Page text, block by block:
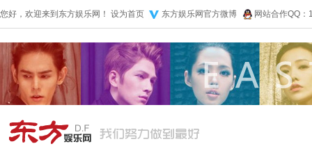
您好，欢迎来到东方娱乐网！ 设为首页 东方娱乐网官方微博 网站合作QQ